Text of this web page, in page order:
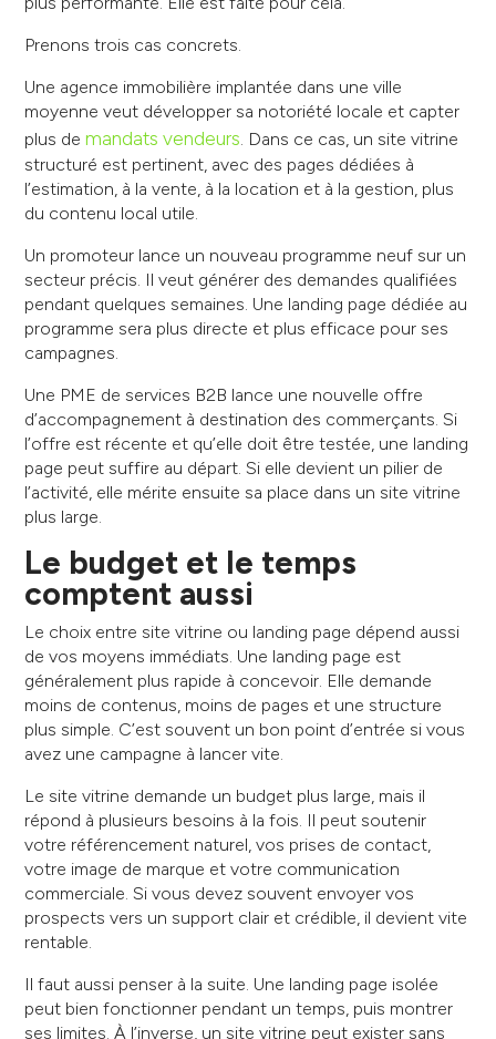
Prenons trois cas concrets.
Une agence immobilière implantée dans une ville
moyenne veut développer sa notoriété locale et capter
plus demandats vendeurs . Dans ce cas, un site vitrine
structuré est pertinent, avec des pages dédiées à
l’estimation, à la vente, à la location et à la gestion, plus
du contenu local utile.
Un promoteur lance un nouveau programme neuf sur un
secteur précis. Il veut générer des demandes qualifiées
pendant quelques semaines. Une landing page dédiée au
programme sera plus directe et plus efficace pour ses
campagnes.
Une PME de services B2B lance une nouvelle offre
d’accompagnement à destination des commerçants. Si
l’offre est récente et qu’elle doit être testée, une landing
page peut suffire au départ. Si elle devient un pilier de
l’activité, elle mérite ensuite sa place dans un site vitrine
plus large.
Le budget et le temps
comptent aussi
Le choix entre site vitrine ou landing page dépend aussi
de vos moyens immédiats. Une landing page est
généralement plus rapide à concevoir. Elle demande
moins de contenus, moins de pages et une structure
plus simple. C’est souvent un bon point d’entrée si vous
avez une campagne à lancer vite.
Le site vitrine demande un budget plus large, mais il
répond à plusieurs besoins à la fois. Il peut soutenir
votre référencement naturel, vos prises de contact,
votre image de marque et votre communication
commerciale. Si vous devez souvent envoyer vos
prospects vers un support clair et crédible, il devient vite
rentable.
Il faut aussi penser à la suite. Une landing page isolée
peut bien fonctionner pendant un temps, puis montrer
ses limites. À l’inverse, un site vitrine peut exister sans